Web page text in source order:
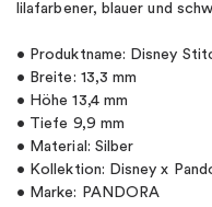
lilafarbener, blauer und
• Produktname: Disney
• Breite: 13,3 mm
• Höhe 13,4 mm
• Tiefe 9,9 mm
• Material: Silber
• Kollektion: Disney x
• Marke: PANDORA